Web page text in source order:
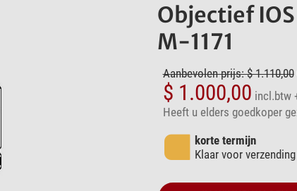
Objectief
M-1171
Aanbevolen prijs: $ 1.110,00
$ 1.000,00 incl.btw
Heeft u elders goedkoper
korte termijn
Klaar voor